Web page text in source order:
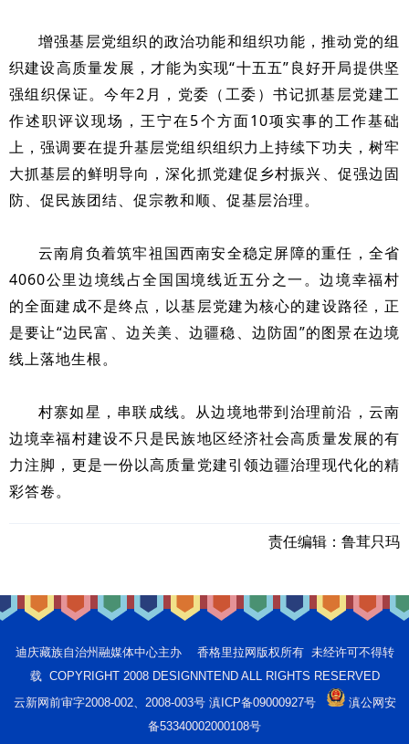
增强基层党组织的政治功能和组织功能，推动党的组
织建设高质量发展，才能为实现“十五五”良好开局提供坚
强组织保证。今年2月，党委（工委）书记抓基层党建工
作述职评议现场，王宁在5个方面10项实事的工作基础
上，强调要在提升基层党组织组织力上持续下功夫，树牢
大抓基层的鲜明导向，深化抓党建促乡村振兴、促强边固
防、促民族团结、促宗教和顺、促基层治理。
云南肩负着筑牢祖国西南安全稳定屏障的重任，全省
4060公里边境线占全国国境线近五分之一。边境幸福村
的全面建成不是终点，以基层党建为核心的建设路径，正
是要让“边民富、边关美、边疆稳、边防固”的图景在边境
线上落地生根。
村寨如星，串联成线。从边境地带到治理前沿，云南
边境幸福村建设不只是民族地区经济社会高质量发展的有
力注脚，更是一份以高质量党建引领边疆治理现代化的精
彩答卷。
责任编辑： 鲁茸只玛
迪庆藏族自治州融媒体中心主办 香格里拉网版权所有 未经许可不得转
载 COPYRIGHT 2008 DESIGNNTEND ALL RIGHTS RESERVED
云新网前审字2008-002、2008-003号 滇ICP备09000927号
滇公网安
备53340002000108号